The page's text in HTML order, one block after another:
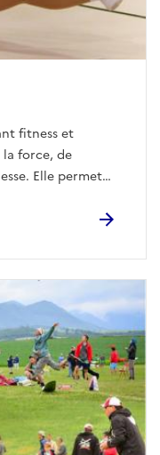
fitness et
la force, de
Elle permet
mixer
danse avec des
peuvent
en trio ou en